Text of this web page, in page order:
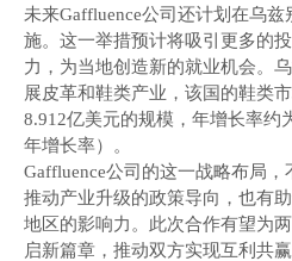
未来Gaffluence公司还计划在乌
施。这一举措预计将吸引更多的
力，为当地创造新的就业机会。
展皮革和鞋类产业，该国的鞋类
8.912亿美元的规模，年增长率约
年增长率）。
Gaffluence公司的这一战略布局
推动产业升级的政策导向，也有
地区的影响力。此次合作有望为
启新篇章，推动双方实现互利共赢